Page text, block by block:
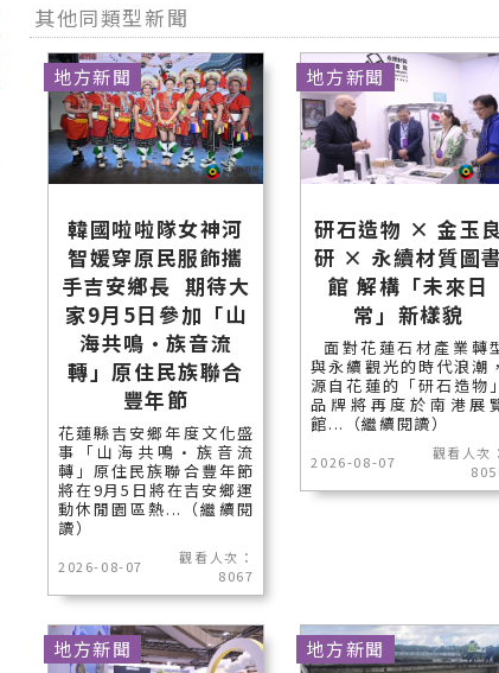
其他同類型新聞
韓國啦啦隊女神河
智媛穿原民服飾攜
手吉安鄉長 期待大
家9月5日參加「山
海共鳴•族音流
轉」原住民族聯合
豐年節
花蓮縣吉安鄉年度文化盛
事「山海共鳴•族音流
轉」原住民族聯合豐年節
將在9月5日將在吉安鄉運
動休閒園區熱...（繼續閱
讀）
2026-08-07
觀看人次：
8067
地方新聞
研石造物 × 金玉良
研 × 永續材質圖書
館 解構「未來日
常」新樣貌
面對花蓮石材產業轉
與永續觀光的時代浪潮，
源自花蓮的「研石造物」
品牌將再度於南港展
館...（繼續閱讀）
2026-08-07
觀看人次：
地方新聞
地方新聞 地方新聞